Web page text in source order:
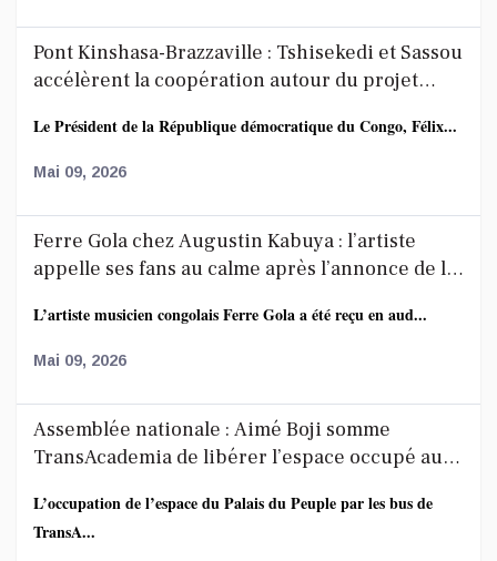
Pont Kinshasa-Brazzaville : Tshisekedi et Sassou
accélèrent la coopération autour du projet
Le Président de la République démocratique du Congo, Félix...
Mai 09, 2026
Ferre Gola chez Augustin Kabuya : l’artiste
appelle ses fans au calme après l’annonce de la
L’artiste musicien congolais Ferre Gola a été reçu en aud...
Mai 09, 2026
Assemblée nationale : Aimé Boji somme
TransAcademia de libérer l’espace occupé au
L’occupation de l’espace du Palais du Peuple par les bus de
TransA...